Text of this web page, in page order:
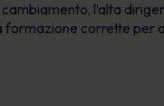
l’alta
formazione corrette per